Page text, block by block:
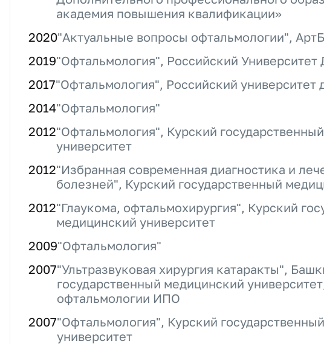
академия повышения квалификации»
2020"Актуальные вопросы офтальмологии",
2019"Офтальмология", Российский
2017"Офтальмология", Российский университет
2014"Офтальмология"
2012"Офтальмология", Курский
университет
2012"Избранная современная диагностика и
болезней", Курский государственный
2012"Глаукома, офтальмохирургия", Курский
медицинский университет
2009"Офтальмология"
2007"Ультразвуковая хирургия катаракты",
государственный медицинский
офтальмологии ИПО
2007"Офтальмология", Курский
университет